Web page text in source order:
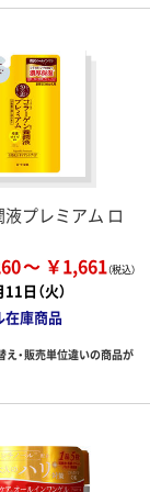
プレミアム ロ
￥1,661
日（火）
在庫商品
え・販売単位違いの商品が